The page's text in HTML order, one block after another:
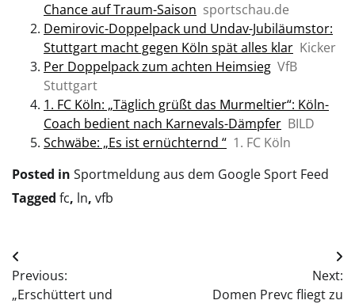
Chance auf Traum-Saison sportschau.de
Demirovic-Doppelpack und Undav-Jubiläumstor:
Stuttgart macht gegen Köln spät alles klar Kicker
Per Doppelpack zum achten Heimsieg VfB
Stuttgart
1. FC Köln: „Täglich grüßt das Murmeltier“: Köln-
Coach bedient nach Karnevals-Dämpfer BILD
Schwäbe: „Es ist ernüchternd “ 1. FC Köln
Posted in Sportmeldung aus dem Google Sport Feed
Tagged fc, ln, vfb
Post
navigation
Previous:
„Erschüttert und
Next:
Domen Prevc fliegt zu